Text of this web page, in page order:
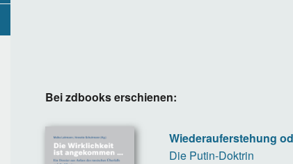
Bei zdbooks erschienen:
Wiederauferstehung
Die Putin-Doktrin